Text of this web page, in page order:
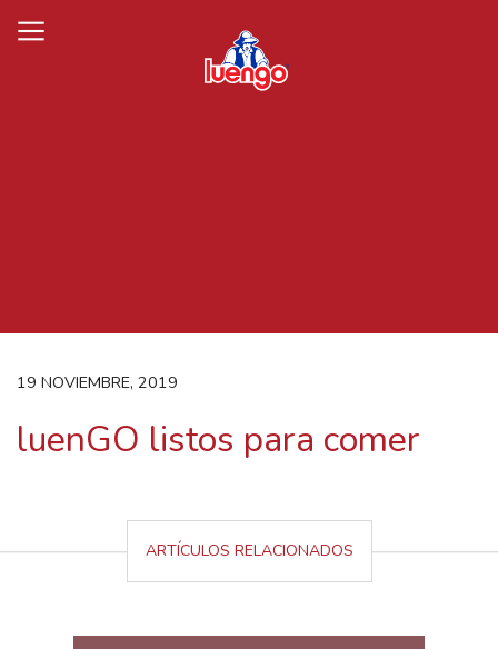
19 NOVIEMBRE, 2019
luenGO listos para comer
ARTÍCULOS RELACIONADOS